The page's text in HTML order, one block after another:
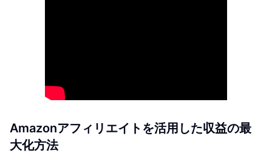
Amazonアフィリエイトを活用した収益の最
大化方法